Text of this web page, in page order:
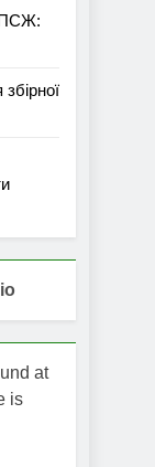
ПСЖ:
at
is